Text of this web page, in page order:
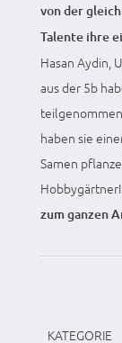
von der
Talente ihre
Hasan Aydin,
aus der 5b
haben sie
Samen
zum ganzen
KATEGORIE